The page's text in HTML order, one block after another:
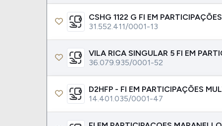
Klabin
Petrobrás
Ver todos
KNRI11
KNCR11
Ver todos
31.552.411/0001-13
36.079.935/0001-52
14.401.035/0001-47